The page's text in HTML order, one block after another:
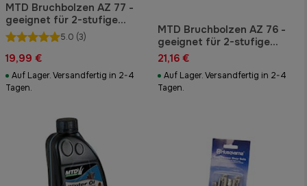
MTD Bruchbolzen AZ 77 -
geeignet für 2-stufige
Schneefräsen
5.0 (3)
19,99 €
Auf Lager. Versandfertig in 2-4
Tagen.
MTD Bruchbolzen AZ 76 -
geeignet für 2-stufige
Schneefräsen (900er-
Serie)
21,16 €
Auf Lager. Versandfertig in 2-4
Tagen.